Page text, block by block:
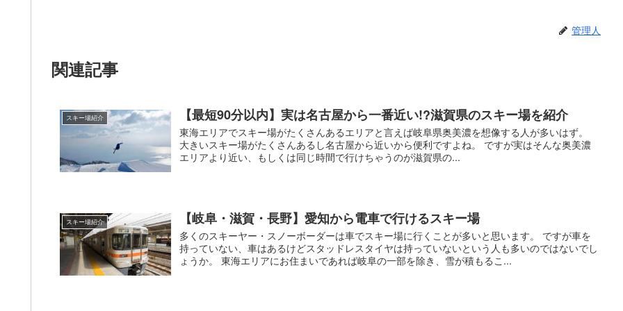
管理人
関連記事
スキー場紹介 【最短90分以内】実は名古屋から一番近い!?滋賀県のスキー場を紹介
東海エリアでスキー場がたくさんあるエリアと言えば岐阜県奥美濃を想像する人が多いはず。
大きいスキー場がたくさんあるし名古屋から近いから便利ですよね。 ですが実はそんな奥美濃
エリアより近い、もしくは同じ時間で行けちゃうのが滋賀県の...
スキー場紹介 【岐阜・滋賀・長野】愛知から電車で行けるスキー場
多くのスキーヤー・スノーボーダーは車でスキー場に行くことが多いと思います。 ですが車を
持っていない、車はあるけどスタッドレスタイヤは持っていないという人も多いのではないでし
ょうか。 東海エリアにお住まいであれば岐阜の一部を除き、雪が積もるこ...